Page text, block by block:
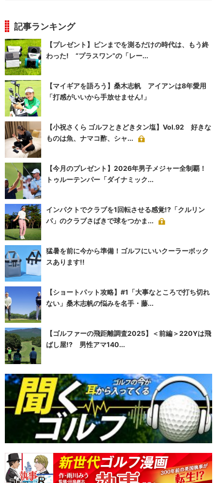
記事ランキング
【プレゼント】ピンまでを測るだけの時代は、もう終
わった! “プラスワン”の「レー...
【マイギアを語ろう】桑木志帆 アイアンは8年愛用
「打感がいいから手放せません!」
【小祝さくら ゴルフときどきタン塩】Vol.92 好きな
ものは魚、ナマコ酢、シャ...
【今月のプレゼント】2026年男子メジャー全制覇！
トゥルーテンパー「ダイナミック...
インパクトでクラブを1回転させる感覚!?「クルリン
パ」のクラブさばきで球をつかま...
猛暑を前に今から準備！ゴルフにいいクーラーボック
スあります!!
【ショートパット攻略】#1「大事なところで打ち切れ
ない」桑木志帆の悩みを名手・藤...
【ゴルファーの飛距離調査2025】＜前編＞220Yは飛
ばし屋!? 男性アマ140...